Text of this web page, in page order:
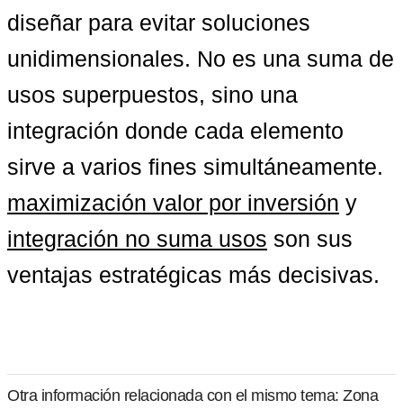
diseñar para evitar soluciones
unidimensionales. No es una suma de
usos superpuestos, sino una
integración donde cada elemento
maximización valor por inversión
integración no suma usos son sus
ventajas estratégicas más decisivas.
Otra información relacionada con el mismo tema: Zona